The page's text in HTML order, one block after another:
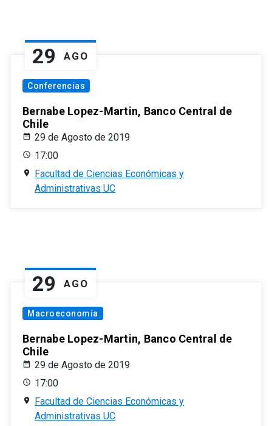
29 AGO
Conferencias
Bernabe Lopez-Martin, Banco Central de
Chile
29 de Agosto de 2019
17:00
Facultad de Ciencias Económicas y
Administrativas UC
29 AGO
Macroeconomía
Bernabe Lopez-Martin, Banco Central de
Chile
29 de Agosto de 2019
17:00
Facultad de Ciencias Económicas y
Administrativas UC